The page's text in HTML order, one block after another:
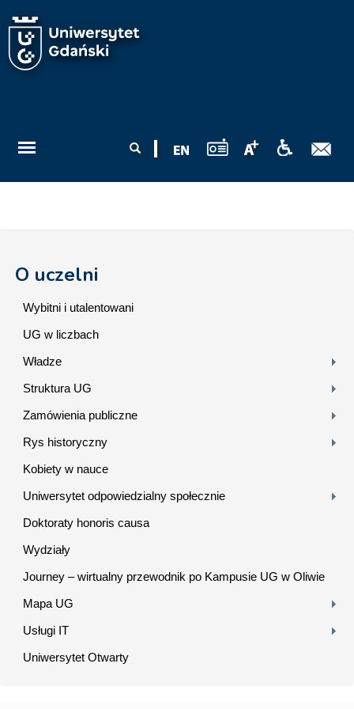
wyszukiwania
O uczelni
Wybitni i utalentowani
UG w liczbach
Władze
Struktura UG
Zamówienia publiczne
Rys historyczny
Kobiety w nauce
Uniwersytet odpowiedzialny społecznie
Doktoraty honoris causa
Wydziały
Journey – wirtualny przewodnik po Kampusie UG w Oliwie
Mapa UG
Usługi IT
Uniwersytet Otwarty